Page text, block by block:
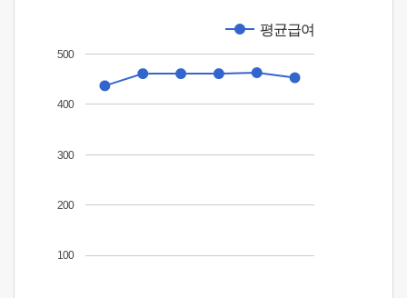
평균급여
100
200
300
400
500